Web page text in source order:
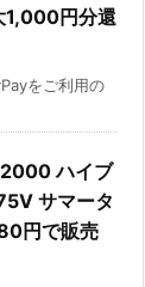
1,000円分還
をご利用の
ハイブ
サマータ
円で販売